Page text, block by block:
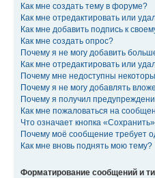
Как мне создать тему в форуме?
Как мне отредактировать или
Как мне добавить подпись к
Как мне создать опрос?
Почему я не могу добавить
Как мне отредактировать или
Почему мне недоступны
Почему я не могу добавлять
Почему я получил
Как мне пожаловаться на
Что означает кнопка
Почему моё сообщение требует
Как мне вновь поднять мою тему?
Форматирование сообщений и